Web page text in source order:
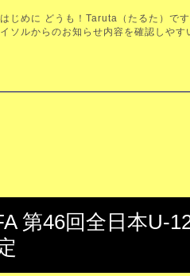
はじめに どうも！Taruta（たるた）で
イソルからのお知らせ内容を確認しや
第46回全日本U-